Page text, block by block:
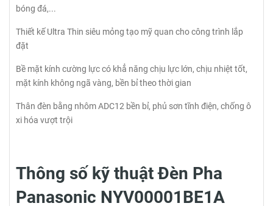
bóng đá,...
Thiết kế Ultra Thin siêu mỏng tạo mỹ quan cho công trình lắp
đặt
Bề mặt kính cường lực có khẳ năng chịu lực lớn, chịu nhiệt tốt,
mặt kính không ngã vàng, bền bỉ theo thời gian
Thân đèn bằng nhôm ADC12 bền bỉ, phủ sơn tĩnh điện, chống ô
xi hóa vượt trội
Thông số kỹ thuật Đèn Pha
Panasonic NYV00001BE1A